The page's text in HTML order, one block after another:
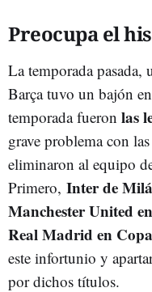
Preocupa el
La temporada
Barça tuvo un bajón
temporada fueron las
grave problema con
eliminaron al equipo
Primero, Inter de
Manchester United
Real Madrid en
este infortunio y
por dichos títulos.